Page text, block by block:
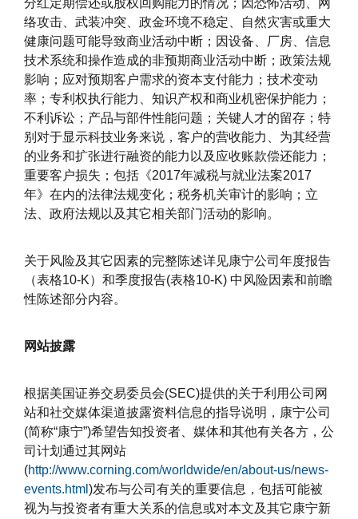
络攻击、武装冲突、政金环境不稳定、自然灾害或重大
健康问题可能导致商业活动中断；因设备、厂房、信息
技术系统和操作造成的非预期商业活动中断；政策法规
影响；应对预期客户需求的资本支付能力；技术变动
率；专利权执行能力、知识产权和商业机密保护能力；
不利诉讼；产品与部件性能问题；关键人才的留存；特
别对于显示科技业务来说，客户的营收能力、为其经营
的业务和扩张进行融资的能力以及应收账款偿还能力；
重要客户损失；包括《2017年减税与就业法案2017
年》在内的法律法规变化；税务机关审计的影响；立
法、政府法规以及其它相关部门活动的影响。
关于风险及其它因素的完整陈述详见康宁公司年度报告
（表格10-K）和季度报告(表格10-K) 中风险因素和前瞻
性陈述部分内容。
网站披露
根据美国证券交易委员会(SEC)提供的关于利用公司网
站和社交媒体渠道披露资料信息的指导说明，康宁公司
(简称“康宁”)希望告知投资者、媒体和其他有关各方，公
司计划通过其网站
(http://www.corning.com/worldwide/en/about-us/news-
events.html )发布与公司有关的重要信息，包括可能被
视为与投资者有重大关系的信息或对本文及其它康宁新